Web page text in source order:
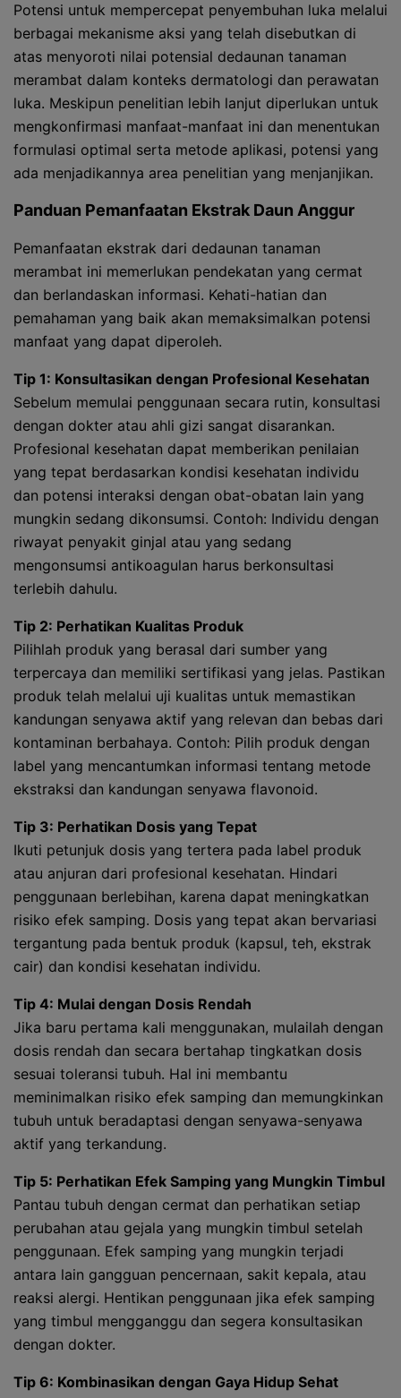
Potensi untuk mempercepat penyembuhan luka melalui
berbagai mekanisme aksi yang telah disebutkan di
atas menyoroti nilai potensial dedaunan tanaman
merambat dalam konteks dermatologi dan perawatan
luka. Meskipun penelitian lebih lanjut diperlukan untuk
mengkonfirmasi manfaat-manfaat ini dan menentukan
formulasi optimal serta metode aplikasi, potensi yang
ada menjadikannya area penelitian yang menjanjikan.
Panduan Pemanfaatan Ekstrak Daun Anggur
Pemanfaatan ekstrak dari dedaunan tanaman
merambat ini memerlukan pendekatan yang cermat
dan berlandaskan informasi. Kehati-hatian dan
pemahaman yang baik akan memaksimalkan potensi
manfaat yang dapat diperoleh.
Tip 1: Konsultasikan dengan Profesional Kesehatan
Sebelum memulai penggunaan secara rutin, konsultasi
dengan dokter atau ahli gizi sangat disarankan.
Profesional kesehatan dapat memberikan penilaian
yang tepat berdasarkan kondisi kesehatan individu
dan potensi interaksi dengan obat-obatan lain yang
mungkin sedang dikonsumsi. Contoh: Individu dengan
riwayat penyakit ginjal atau yang sedang
mengonsumsi antikoagulan harus berkonsultasi
terlebih dahulu.
Tip 2: Perhatikan Kualitas Produk
Pilihlah produk yang berasal dari sumber yang
terpercaya dan memiliki sertifikasi yang jelas. Pastikan
produk telah melalui uji kualitas untuk memastikan
kandungan senyawa aktif yang relevan dan bebas dari
kontaminan berbahaya. Contoh: Pilih produk dengan
label yang mencantumkan informasi tentang metode
ekstraksi dan kandungan senyawa flavonoid.
Tip 3: Perhatikan Dosis yang Tepat
Ikuti petunjuk dosis yang tertera pada label produk
atau anjuran dari profesional kesehatan. Hindari
penggunaan berlebihan, karena dapat meningkatkan
risiko efek samping. Dosis yang tepat akan bervariasi
tergantung pada bentuk produk (kapsul, teh, ekstrak
cair) dan kondisi kesehatan individu.
Tip 4: Mulai dengan Dosis Rendah
Jika baru pertama kali menggunakan, mulailah dengan
dosis rendah dan secara bertahap tingkatkan dosis
sesuai toleransi tubuh. Hal ini membantu
meminimalkan risiko efek samping dan memungkinkan
tubuh untuk beradaptasi dengan senyawa-senyawa
aktif yang terkandung.
Tip 5: Perhatikan Efek Samping yang Mungkin Timbul
Pantau tubuh dengan cermat dan perhatikan setiap
perubahan atau gejala yang mungkin timbul setelah
penggunaan. Efek samping yang mungkin terjadi
antara lain gangguan pencernaan, sakit kepala, atau
reaksi alergi. Hentikan penggunaan jika efek samping
yang timbul mengganggu dan segera konsultasikan
dengan dokter.
Tip 6: Kombinasikan dengan Gaya Hidup Sehat